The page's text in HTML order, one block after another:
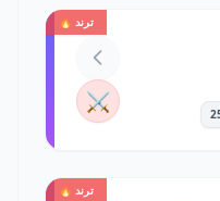
ترند 🔥
⚔️
ترند 🔥